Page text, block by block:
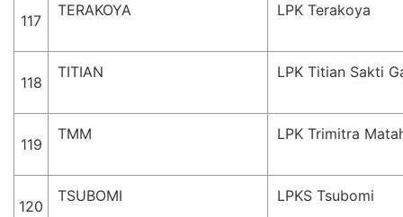
117
TERAKOYA LPK Terakoya
118
TITIAN LPK Titian Sakti
119
TMM LPK Trimitra
120
TSUBOMI LPKS Tsubomi